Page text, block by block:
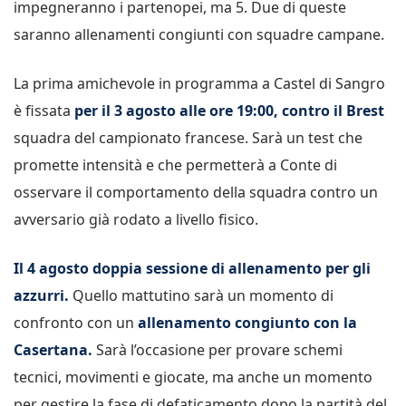
impegneranno i partenopei, ma 5. Due di queste
saranno allenamenti congiunti con squadre campane.
La prima amichevole in programma a Castel di Sangro
è fissata per il 3 agosto alle ore 19:00, contro il Brest
squadra del campionato francese. Sarà un test che
promette intensità e che permetterà a Conte di
osservare il comportamento della squadra contro un
avversario già rodato a livello fisico.
Il 4 agosto doppia sessione di allenamento per gli
azzurri. Quello mattutino sarà un momento di
confronto con un allenamento congiunto con la
Casertana. Sarà l’occasione per provare schemi
tecnici, movimenti e giocate, ma anche un momento